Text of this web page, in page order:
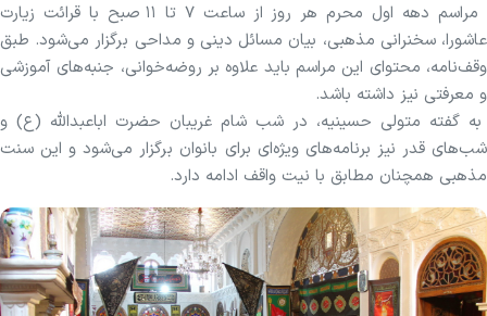
مراسم دهه اول محرم هر روز از ساعت ۷ تا ۱۱ صبح با قرائت زیارت
عاشورا، سخنرانی مذهبی، بیان مسائل دینی و مداحی برگزار می‌شود. طبق
وقف‌نامه، محتوای این مراسم باید علاوه بر روضه‌خوانی، جنبه‌های آموزشی
و معرفتی نیز داشته باشد.
به گفته متولی حسینیه، در شب شام غریبان حضرت اباعبدالله (ع) و
شب‌های قدر نیز برنامه‌های ویژه‌ای برای بانوان برگزار می‌شود و این سنت
مذهبی همچنان مطابق با نیت واقف ادامه دارد.